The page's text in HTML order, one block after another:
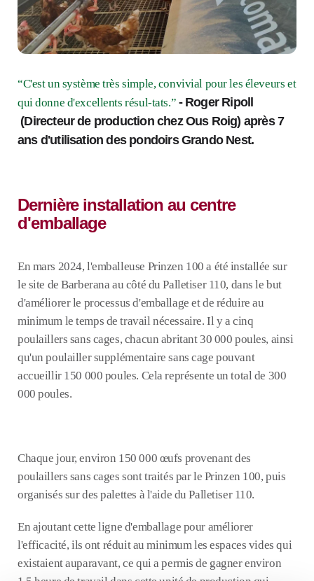
“C'est un système très simple, convivial pour les éleveurs et
qui donne d'excellents résul-tats.” - Roger Ripoll
(Directeur de production chez Ous Roig) après 7
ans d'utilisation des pondoirs Grando Nest.
Dernière installation au centre
d'emballage
En mars 2024, l'emballeuse Prinzen 100 a été installée sur
le site de Barberana au côté du Palletiser 110, dans le but
d'améliorer le processus d'emballage et de réduire au
minimum le temps de travail nécessaire. Il y a cinq
poulaillers sans cages, chacun abritant 30 000 poules, ainsi
qu'un poulailler supplémentaire sans cage pouvant
accueillir 150 000 poules. Cela représente un total de 300
000 poules.
Chaque jour, environ 150 000 œufs provenant des
poulaillers sans cages sont traités par le Prinzen 100, puis
organisés sur des palettes à l'aide du Palletiser 110.
En ajoutant cette ligne d'emballage pour améliorer
l'efficacité, ils ont réduit au minimum les espaces vides qui
existaient auparavant, ce qui a permis de gagner environ